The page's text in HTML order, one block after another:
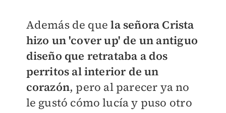
Además de quela señora Crista
hizo un 'cover up' de un antiguo
diseño que retrataba a dos
perritos al interior de un
corazón, pero al parecer ya no
le gustó cómo lucía y puso otro